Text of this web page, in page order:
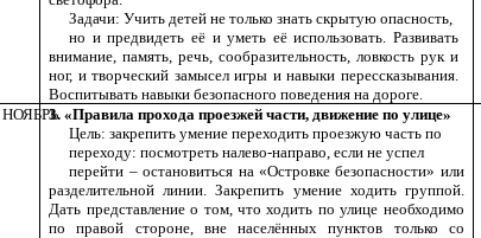
Задачи: Учить детей не только знать скрытую опасность,
но и предвидеть её и уметь её использовать. Развивать
внимание, память, речь, сообразительность, ловкость рук и
ног, и творческий замысел игры и навыки перессказывания.
Воспитывать навыки безопасного поведения на дороге.
НОЯБРЬ3. «Правила прохода проезжей части, движение по улице»
Цель: закрепить умение переходить проезжую часть по
переходу: посмотреть налево-направо, если не успел
перейти – остановиться на «Островке безопасности» или
разделительной линии. Закрепить умение ходить группой.
Дать представление о том, что ходить по улице необходимо
по правой стороне, вне населённых пунктов только со